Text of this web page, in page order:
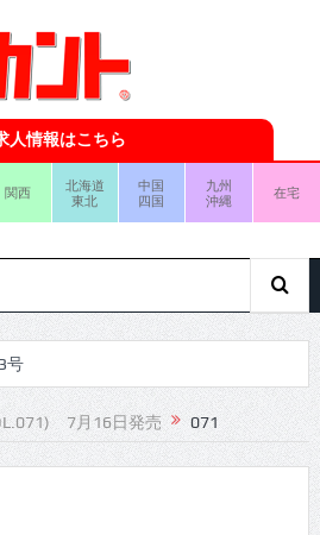
人情報はこちら
関西
北海道
東北
中国
四国
九州
沖縄
在宅
号
7月16日発売 071